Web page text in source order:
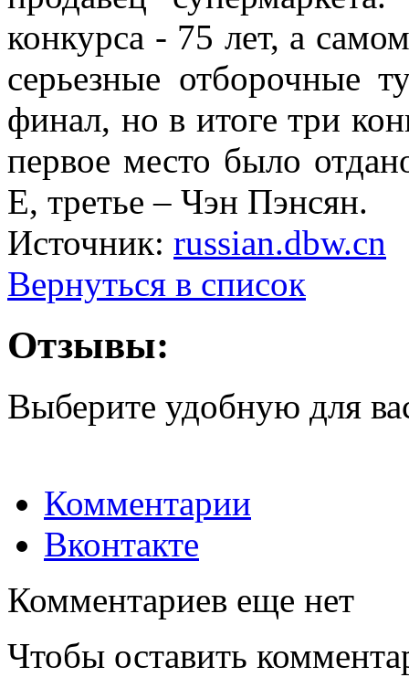
конкурса - 75 лет, а
серьезные отборочные
финал, но в итоге три
первое место было
Е, третье – Чэн Пэнсян.
Источник: russian.dbw.cn
Вернуться в список
Отзывы:
Выберите удобную для
Комментарии
Вконтакте
Комментариев еще нет
Чтобы оставить